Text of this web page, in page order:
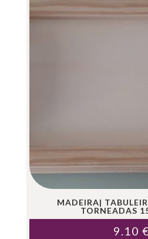
MADEIRA|
TORNEADAS
9.10